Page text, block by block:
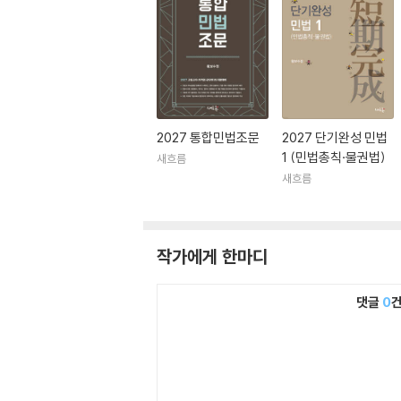
2027 통합민법조문
새흐름
2027 단기완성 민법
1 (민법총칙·물권법)
새흐름
작가에게 한마디
댓글 0